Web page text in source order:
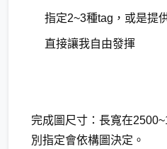
指定2~3種tag，或是提
直接讓我自由發揮
完成圖尺寸：長寬在
別指定會依構圖決定。